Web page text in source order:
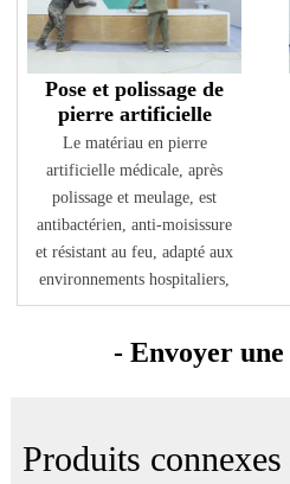
Pose et polissage de
pierre artificielle
Le matériau en pierre
artificielle médicale, après
polissage et meulage, est
antibactérien, anti-moisissure
et résistant au feu, adapté aux
environnements hospitaliers,
- Envoyer une
Produits connexes